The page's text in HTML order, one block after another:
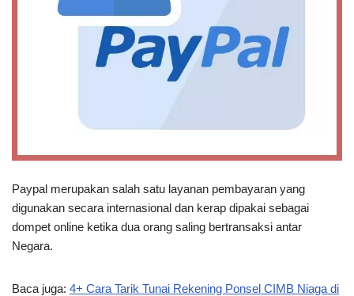
Paypal merupakan salah satu layanan pembayaran yang
digunakan secara internasional dan kerap dipakai sebagai
dompet online ketika dua orang saling bertransaksi antar
Negara.
Baca juga: 4+ Cara Tarik Tunai Rekening Ponsel CIMB Niaga di